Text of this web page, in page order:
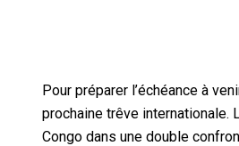
Pour préparer l’échéance à
prochaine trêve internationale.
Congo dans une double